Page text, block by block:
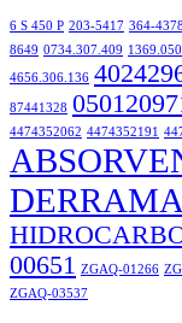
6 S 450 P 203-5417 364-4378
8649 0734.307.409
4656.306.136
87441328
4474352062 4474352191
00651 ZGAQ-01266
ZGAQ-03537